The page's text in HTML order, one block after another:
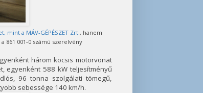
mint a MÁV-GÉPÉSZET Zrt., hanem
001-0 számú szerelvény
három kocsis motorvonat
egyenként 588 kW teljesítményű
96 tonna szolgálati tömegű,
sebessége 140 km/h.